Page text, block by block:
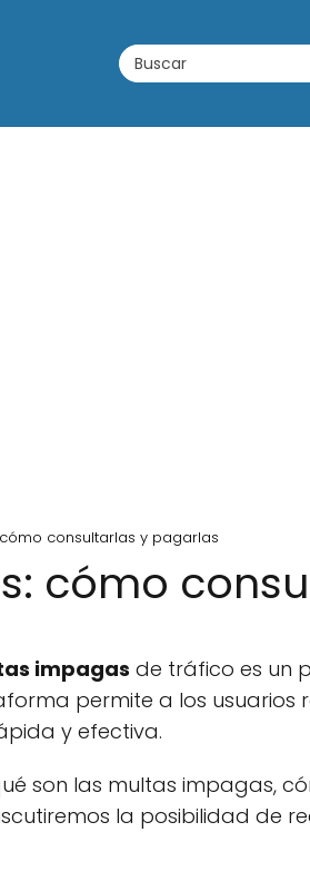
consultarlas y pagarlas
cómo
impagas de tráfico es un
permite a los
y efectiva.
son las multas impagas,
la posibilidad de